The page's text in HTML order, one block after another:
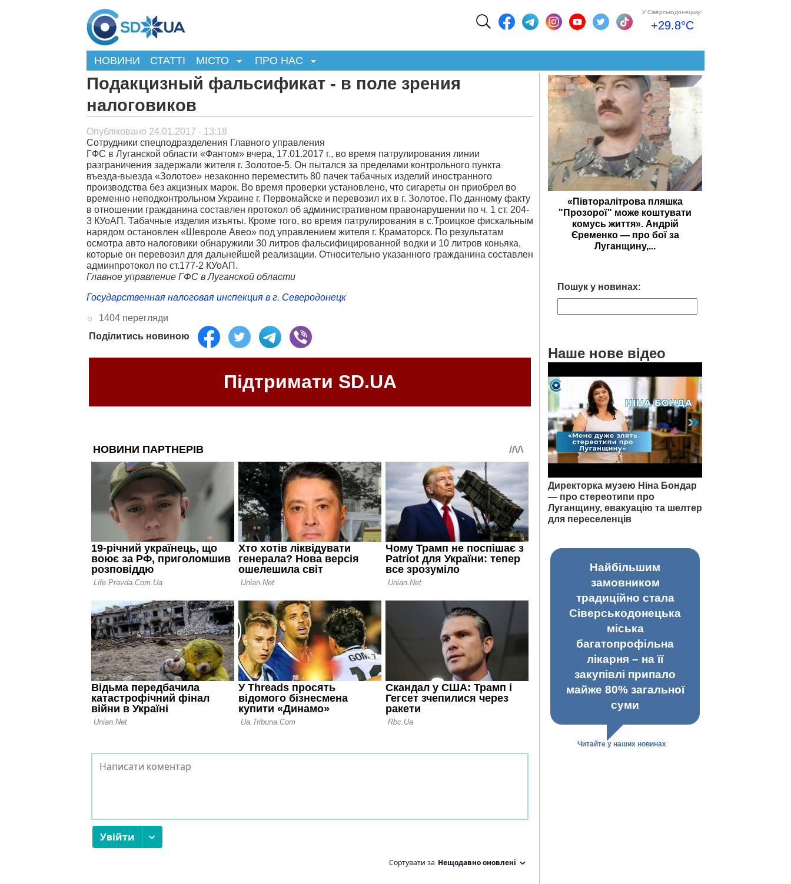
У Сіверськодонецьку:
+29.8°C
НОВИНИ СТАТТІ МІСТО ПРО НАС
Подакцизный фальсификат - в поле зрения
налоговиков
Опубліковано 24.01.2017 - 13:18
Сотрудники спецподразделения Главного управления
ГФС в Луганской области «Фантом» вчера, 17.01.2017 г., во время патрулирования линии
разграничения задержали жителя г. Золотое-5. Он пытался за пределами контрольного пункта
въезда-выезда «Золотое» незаконно переместить 80 пачек табачных изделий иностранного
производства без акцизных марок. Во время проверки установлено, что сигареты он приобрел во
временно неподконтрольном Украине г. Первомайске и перевозил их в г. Золотое. По данному факту
в отношении гражданина составлен протокол об административном правонарушении по ч. 1 ст. 204-
3 КУоАП. Табачные изделия изъяты. Кроме того, во время патрулирования в с.Троицкое фискальным
нарядом остановлен «Шевроле Авео» под управлением жителя г. Краматорск. По результатам
осмотра авто налоговики обнаружили 30 литров фальсифицированной водки и 10 литров коньяка,
которые он перевозил для дальнейшей реализации. Относительно указанного гражданина составлен
админпротокол по ст.177-2 КУоАП.
Главное управление ГФС в Луганской области
Государственная налоговая инспекция в г. Северодонецк
1404 перегляди
Поділитись новиною
Підтримати SD.UA
«Півторалітрова пляшка
"Прозорої" може коштувати
комусь життя». Андрій
Єременко — про бої за
Луганщину,...
Пошук у новинах:
Наше нове відео
Директорка музею Ніна Бондар
— про стереотипи про
Луганщину, евакуацію та шелтер
для переселенців
Найбільшим
замовником
традиційно стала
Сіверськодонецька
міська
багатопрофільна
лікарня – на її
закупівлі припало
майже 80% загальної
суми
Читайте у наших новинах